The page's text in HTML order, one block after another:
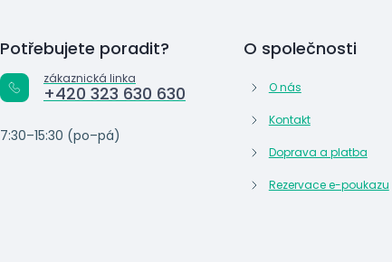
Potřebujete poradit?
zákaznická linka
+420 323 630 630
7:30–15:30 (po–pá)
O společnosti
O nás
Kontakt
Doprava a platba
Rezervace e-poukazu